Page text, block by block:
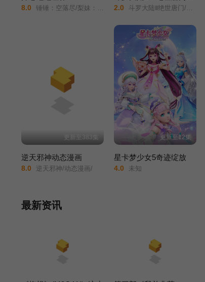
8.0 锤锤：空落尽/梨妹：涩尕猫/ 2.0 斗罗大陆Ⅱ绝世唐门/绝世唐门动画版/斗罗大陆2/
更新至383集
逆天邪神动态漫画
8.0 逆天邪神/动态漫画/
更新至12集
星卡梦少女5奇迹绽放
4.0 未知
最新资讯